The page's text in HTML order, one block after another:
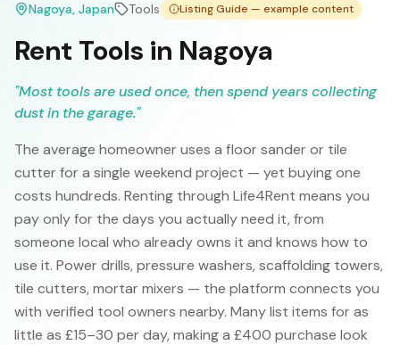
Nagoya, Japan Tools Listing Guide — example content
Rent Tools in Nagoya
"Most tools are used once, then spend years collecting
dust in the garage."
The average homeowner uses a floor sander or tile
cutter for a single weekend project — yet buying one
costs hundreds. Renting through Life4Rent means you
pay only for the days you actually need it, from
someone local who already owns it and knows how to
use it. Power drills, pressure washers, scaffolding towers,
tile cutters, mortar mixers — the platform connects you
with verified tool owners nearby. Many list items for as
little as £15–30 per day, making a £400 purchase look